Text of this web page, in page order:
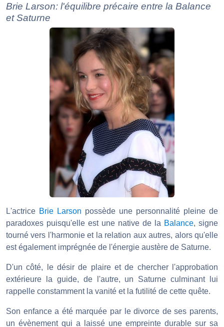
Brie Larson: l'équilibre précaire entre la Balance
et Saturne
L'actrice Brie Larson possède une personnalité pleine de
paradoxes puisqu'elle est une native de la Balance, signe
tourné vers l'harmonie et la relation aux autres, alors qu'elle
est également imprégnée de l'énergie austère de Saturne.
D'un côté, le désir de plaire et de chercher l'approbation
extérieure la guide, de l'autre, un Saturne culminant lui
rappelle constamment la vanité et la futilité de cette quête.
Son enfance a été marquée par le divorce de ses parents,
un évènement qui a laissé une empreinte durable sur sa